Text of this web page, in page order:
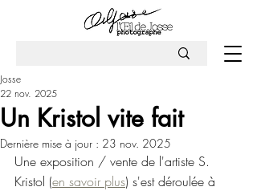
Un Kristol vite fait
Josse
22 nov. 2025
Dernière mise à jour : 23 nov. 2025
Une exposition / vente de l'artiste S.
Kristol (en savoir plus) s'est déroulée à